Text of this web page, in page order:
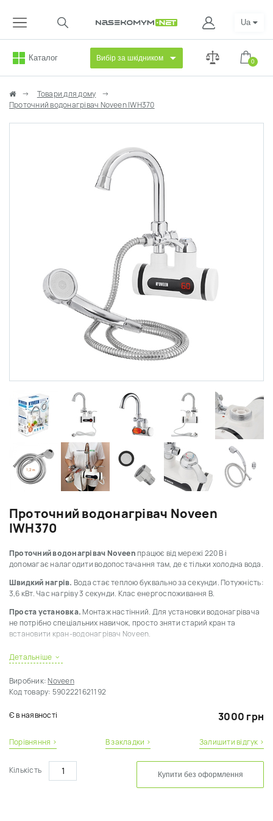
Каталог Вибір за шкідником 0
Ua
Товари для дому
Проточний водонагрівач Noveen IWH370
Проточний водонагрівач Noveen
IWH370
Проточний водонагрівач Noveenпрацює від мережі 220 В і
допомагає налагодити водопостачання там, де є тільки холодна вода.
Швидкий нагрів. Вода стає теплою буквально за секунди. Потужність:
3,6 кВт. Час нагріву 3 секунди. Клас енергоспоживання B.
Проста установка.Монтаж настінний. Для установки водонагрівача
не потрібно спеціальних навичок, просто зняти старий кран та
встановити кран-водонагрівач Noveen.
Економія місця.
гаража, підсобного приміщення, підвалу. У комплекті жорсткий вилив
Невеликі енерговитрати.На підігрів йде мінімум енергетичних
потрібно вам. За допомогою крана-нагрівача можна регулювати
електроживлення). Клас водонепроникності IPX4. Високоякісний
термостійкий пластик ABS. Європейська якість.
Детальніше
Виробник:Noveen
Код товару: 5902221621192
Є в наявності 3000 грн
Порівняння › В закладки › Залишити відгук ›
Кількість Купити без оформлення